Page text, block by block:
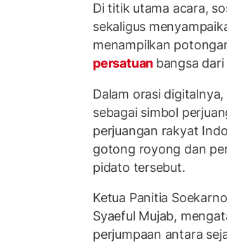
Di titik utama acara,
sekaligus
menampilkan
persatuan bangsa
Dalam orasi
sebagai simbol
perjuangan rakyat
gotong royong dan
pidato tersebut.
Ketua Panitia
Syaeful Mujab,
perjumpaan antara